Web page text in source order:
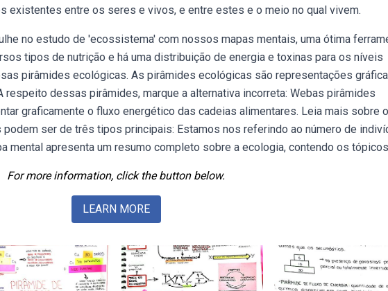
existentes entre os seres e vivos, e entre estes e o meio no qual vivem.
no estudo de 'ecossistema' com nossos mapas mentais, uma ótima
tipos de nutrição e há uma distribuição de energia e toxinas para os níveis
pirâmides ecológicas. As pirâmides ecológicas são representações
dessas pirâmides, marque a alternativa incorreta: Webas pirâmides
graficamente o fluxo energético das cadeias alimentares. Leia mais sobre o
ser de três tipos principais: Estamos nos referindo ao número de
mental apresenta um resumo completo sobre a ecologia, contendo os
For more information, click the button below.
LEARN MORE